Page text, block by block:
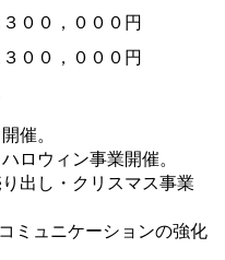
０，０００円
０，０００円
催。
ロウィン事業開催。
出し・クリスマス事業
ミュニケーションの強化